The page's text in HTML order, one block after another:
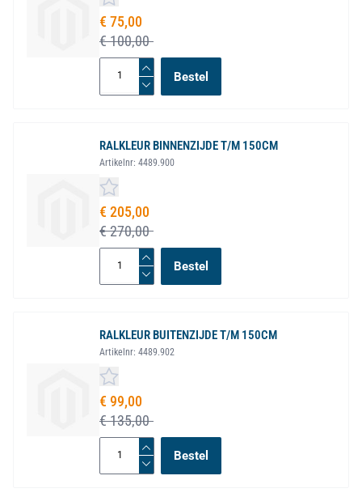
Speciale prijs
€ 75,00
€ 100,00
Bestel
RALKLEUR BINNENZIJDE T/M 150CM
Artikelnr: 4489.900
Speciale prijs
€ 205,00
€ 270,00
Bestel
RALKLEUR BUITENZIJDE T/M 150CM
Artikelnr: 4489.902
Speciale prijs
€ 99,00
€ 135,00
Bestel